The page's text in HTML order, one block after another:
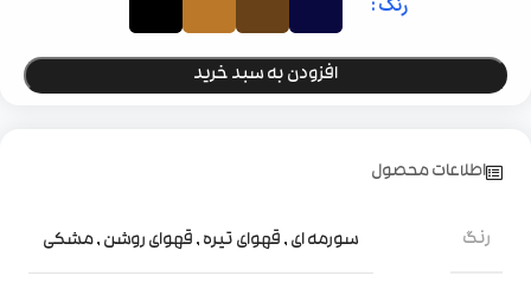
رنگ
افزودن به سبد خرید
اطلاعات محصول
رنگ سورمه ای,قهوای تیره,قهوای روشن,مشکی